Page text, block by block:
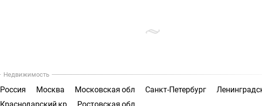
Недвижимость
Россия Москва Московская обл Санкт-Петербург